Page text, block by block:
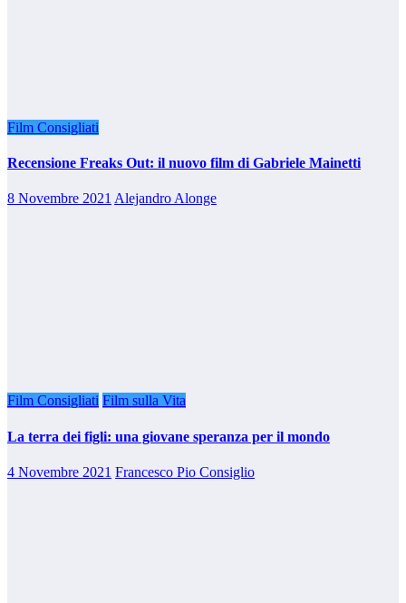
Film Consigliati
Recensione Freaks Out: il nuovo film di Gabriele Mainetti
8 Novembre 2021 Alejandro Alonge
Film Consigliati Film sulla Vita
La terra dei figli: una giovane speranza per il mondo
4 Novembre 2021 Francesco Pio Consiglio